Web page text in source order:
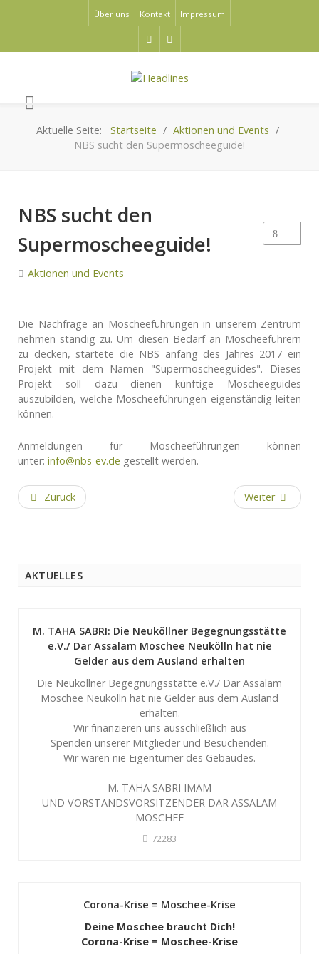
Über uns Kontakt Impressum
Aktuelle Seite: Startseite
Aktionen und Events
NBS sucht den Supermoscheeguide!
NBS sucht den
Supermoscheeguide!
Aktionen und Events
Die Nachfrage an Moscheeführungen in unserem Zentrum
nehmen ständig zu. Um diesen Bedarf an Moscheeführern
zu decken, startete die NBS anfang des Jahres 2017 ein
Projekt mit dem Namen "Supermoscheeguides". Dieses
Projekt soll dazu dienen künftige Moscheeguides
auszubilden, welche Moscheeführungen eigenständig leiten
können.
Anmeldungen für Moscheeführungen können
unter: info@nbs-ev.de gestellt werden.
Zurück Weiter
AKTUELLES
M. TAHA SABRI: Die Neuköllner Begegnungsstätte
e.V./ Dar Assalam Moschee Neukölln hat nie
Gelder aus dem Ausland erhalten
Die Neuköllner Begegnungsstätte e.V./ Dar Assalam
Moschee Neukölln hat nie Gelder aus dem Ausland
erhalten.
Wir finanzieren uns ausschließlich aus
Spenden unserer Mitglieder und Besuchenden.
Wir waren nie Eigentümer des Gebäudes.
M. TAHA SABRI IMAM
UND VORSTANDSVORSITZENDER DAR ASSALAM
MOSCHEE
72283
Corona-Krise = Moschee-Krise
Deine Moschee braucht Dich!
Corona-Krise = Moschee-Krise